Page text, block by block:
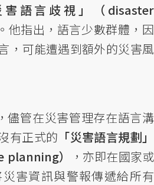
害語言歧視」（disaster
他指出，語言少數群體，因
，可能遭遇到額外的災害風
儘管在災害管理存在語言溝
有正式的 「災害語言規劃」
planning）
，亦即在國家或
害資訊與警報傳遞給所有